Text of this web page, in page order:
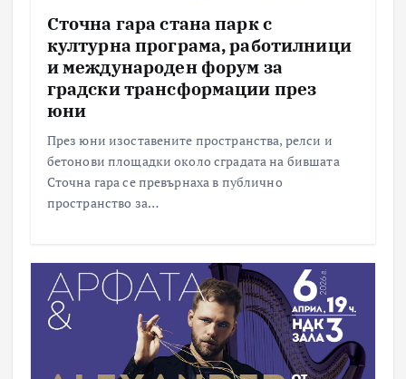
Сточна гара стана парк с
културна програма, работилници
и международен форум за
градски трансформации през
юни
През юни изоставените пространства, релси и
бетонови площадки около сградата на бившата
Сточна гара се превърнаха в публично
пространство за…